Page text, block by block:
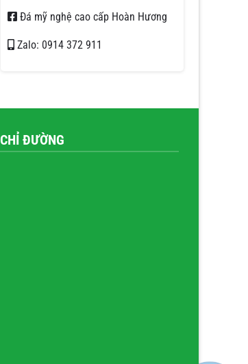
Đá mỹ nghệ cao cấp Hoàn Hương
Zalo: 0914 372 911
CHỈ ĐƯỜNG